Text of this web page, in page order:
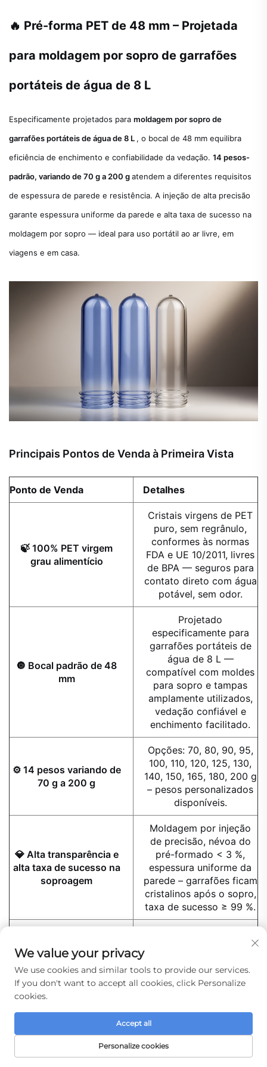
🔥 Pré-forma PET de 48 mm – Projetada
para moldagem por sopro de garrafões
portáteis de água de 8 L
Especificamente projetados para moldagem por sopro de
garrafões portáteis de água de 8 L , o bocal de 48 mm equilibra
eficiência de enchimento e confiabilidade da vedação. 14 pesos-
padrão, variando de 70 g a 200 gatendem a diferentes requisitos
de espessura de parede e resistência. A injeção de alta precisão
garante espessura uniforme da parede e alta taxa de sucesso na
moldagem por sopro — ideal para uso portátil ao ar livre, em
viagens e em casa.
Principais Pontos de Venda à Primeira Vista
Ponto de Venda Detalhes
🍃 100% PET virgem
grau alimentício
Cristais virgens de PET
puro, sem regrânulo,
conformes às normas
FDA e UE 10/2011, livres
de BPA — seguros para
contato direto com água
potável, sem odor.
🔘 Bocal padrão de 48
mm
Projetado
especificamente para
garrafões portáteis de
água de 8 L —
compatível com moldes
para sopro e tampas
amplamente utilizados,
vedação confiável e
enchimento facilitado.
⚙️ 14 pesos variando de
70 g a 200 g
Opções: 70, 80, 90, 95,
100, 110, 120, 125, 130,
140, 150, 165, 180, 200 g
– pesos personalizados
disponíveis.
💎 Alta transparência e
alta taxa de sucesso na
soproagem
Moldagem por injeção
de precisão, névoa do
pré-formado < 3 %,
espessura uniforme da
parede – garrafões ficam
cristalinos após o sopro,
taxa de sucesso ≥ 99 %.
🎨 Personalização de cor
verde, fosco, etc.)
utilizando masterbatch
diferenciação da marca.
🏭 Fornecimento em
Capacidade mensal de
800+ toneladas, QMP
We value your privacy
We use cookies and similar tools to provide our services.
If you don't want to accept all cookies, click Personalize
cookies.
Personalize cookies
Accept all